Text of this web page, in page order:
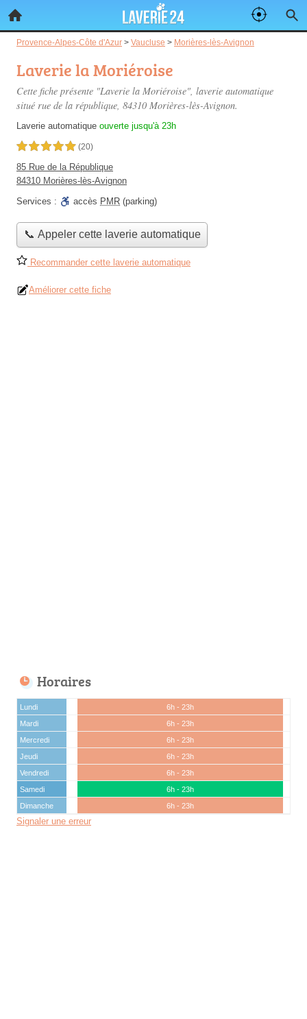
Provence-Alpes-Côte d'Azur > Vaucluse > Morières-lès-Avignon
Laverie la Moriéroise
Cette fiche présente "Laverie la Moriéroise", laverie automatique
situé rue de la république, 84310 Morières-lès-Avignon.
Laverie automatique ouverte jusqu'à 23h
5,0 étoiles sur 5 (20)
85 Rue de la République
84310 Morières-lès-Avignon
Services :
accès PMR (parking)
📞 Appeler cette laverie automatique
Recommander cette laverie automatique
Améliorer cette fiche
Horaires
Lundi
6h - 23h
Mardi
6h - 23h
Mercredi
6h - 23h
Jeudi
6h - 23h
Vendredi
6h - 23h
Samedi
6h - 23h
Dimanche
6h - 23h
Signaler une erreur